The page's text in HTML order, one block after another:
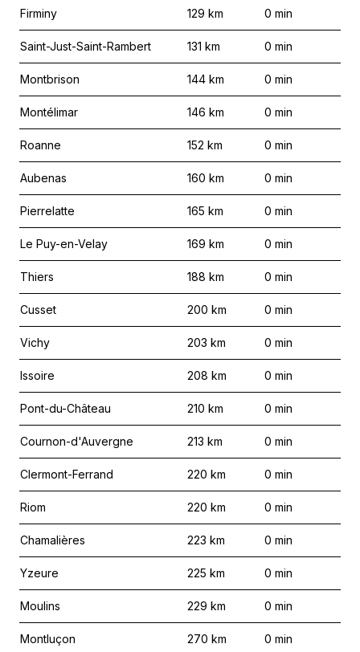
Firminy 129 km 0 min
Saint-Just-Saint-Rambert 131 km 0 min
Montbrison 144 km 0 min
Montélimar 146 km 0 min
Roanne 152 km 0 min
Aubenas 160 km 0 min
Pierrelatte 165 km 0 min
Le Puy-en-Velay 169 km 0 min
Thiers 188 km 0 min
Cusset 200 km 0 min
Vichy 203 km 0 min
Issoire 208 km 0 min
Pont-du-Château 210 km 0 min
Cournon-d'Auvergne 213 km 0 min
Clermont-Ferrand 220 km 0 min
Riom 220 km 0 min
Chamalières 223 km 0 min
Yzeure 225 km 0 min
Moulins 229 km 0 min
Montluçon 270 km 0 min